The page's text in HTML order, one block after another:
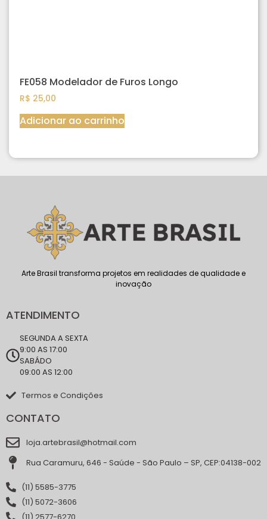
FE058 Modelador de Furos Longo
R$ 25,00
Adicionar ao carrinho
Arte Brasil transforma projetos em realidades de qualidade e
inovação
ATENDIMENTO
SEGUNDA A SEXTA
9:00 AS 17:00
SABÁDO
09:00 AS 12:00
Termos e Condições
CONTATO
loja.artebrasil@hotmail.com
Rua Caramuru, 646 - Saúde - São Paulo – SP, CEP:04138-002
(11) 5585-3775
(11) 5072-3606